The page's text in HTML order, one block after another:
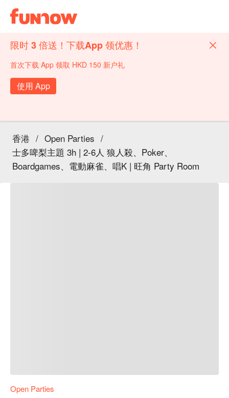
限时 3 倍送！下载App 领优惠！
首次下载 App 领取 HKD 150 新户礼
使用 App
香港 / Open Parties /
士多啤梨主題 3h | 2-6人 狼人殺、Poker、
Boardgames、電動麻雀、唱K | 旺角 Party Room
Open Parties